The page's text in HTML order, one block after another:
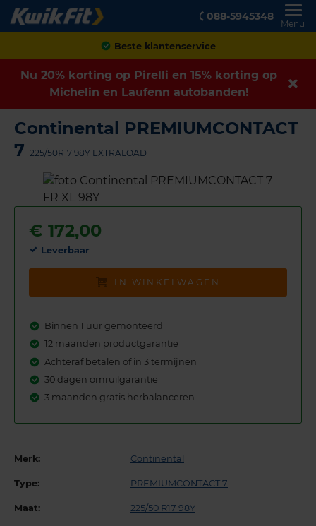
088-5945348
Menu
Achteraf betalen
Nu 20% korting op Pirelli en 15% korting op
Michelin en Laufenn autobanden!
Continental PREMIUMCONTACT
7 225/50R17 98Y EXTRALOAD
€ 172,00
Leverbaar
IN WINKELWAGEN
Binnen 1 uur gemonteerd
12 maanden productgarantie
Achteraf betalen of in 3 termijnen
30 dagen omruilgarantie
3 maanden gratis herbalanceren
Merk: Continental
Type: PREMIUMCONTACT 7
Maat: 225/50 R17 98Y